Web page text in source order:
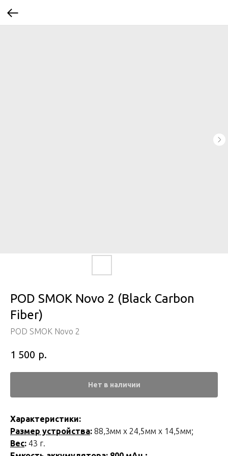
POD SMOK Novo 2 (Black Carbon
Fiber)
POD SMOK Novo 2
1 500 р.
Нет в наличии
Характеристики:
Размер устройства: 88,3мм х 24,5мм х 14,5мм;
Веc: 43 г.